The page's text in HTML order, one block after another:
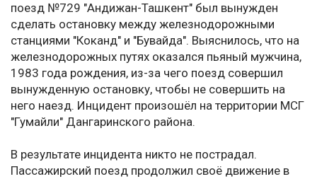
поезд №729 "Андижан-Ташкент" был вынужден
сделать остановку между железнодорожными
станциями "Коканд" и "Бувайда". Выяснилось, что на
железнодорожных путях оказался пьяный мужчина,
1983 года рождения, из-за чего поезд совершил
вынужденную остановку, чтобы не совершить на
него наезд. Инцидент произошёл на территории МСГ
"Гумайли" Дангаринского района.
В результате инцидента никто не пострадал.
Пассажирский поезд продолжил своё движение в